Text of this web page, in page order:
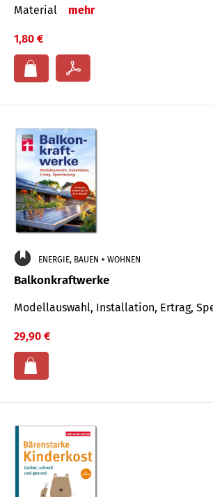
Mate­rial
mehr
1,80 €
ENERGIE, BAUEN + WOHNEN
Balkonkraftwerke
Modellauswahl, Installation, Ertrag,
29,90 €